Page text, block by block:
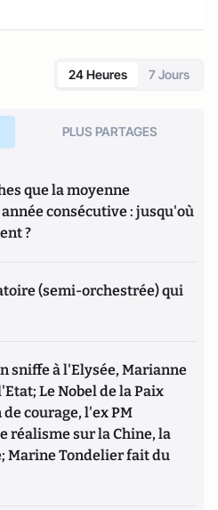
24 Heures 7 Jours
PLUS PARTAGES
que la moyenne
consécutive : jusqu'où
?
(semi-orchestrée) qui
sniffe à l'Elysée, Marianne
Le Nobel de la Paix
courage, l'ex PM
réalisme sur la Chine, la
Marine Tondelier fait du